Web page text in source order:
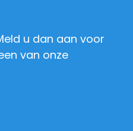
u dan aan voor
van onze